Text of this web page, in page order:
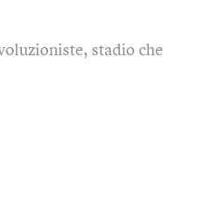
stadio che